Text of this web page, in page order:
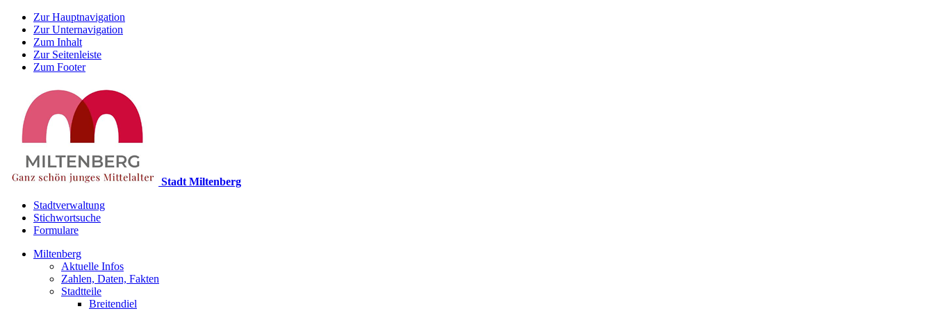
Zur Hauptnavigation
Zur Unternavigation
Zum Inhalt
Zur Seitenleiste
Zum Footer
Stadt Miltenberg
Stadtverwaltung
Stichwortsuche
Formulare
Miltenberg
Aktuelle Infos
Zahlen, Daten, Fakten
Stadtteile
Breitendiel